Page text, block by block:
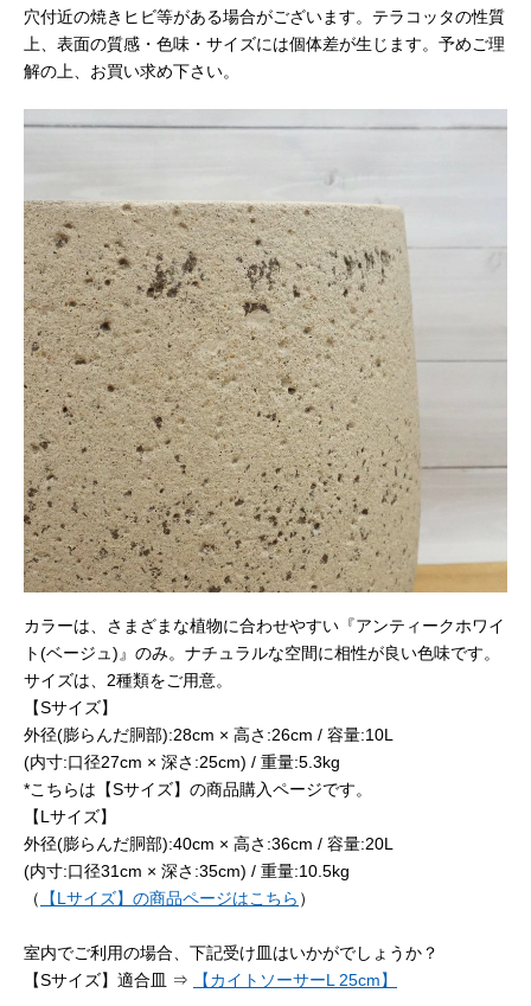
穴付近の焼きヒビ等がある場合がございます。テラコッタの性質
上、表面の質感・色味・サイズには個体差が生じます。予めご理
解の上、お買い求め下さい。
カラーは、さまざまな植物に合わせやすい『アンティークホワイ
ト(ベージュ)』のみ。ナチュラルな空間に相性が良い色味です。
サイズは、2種類をご用意。
【Sサイズ】
外径(膨らんだ胴部):28cm × 高さ:26cm / 容量:10L
(内寸:口径27cm × 深さ:25cm) / 重量:5.3kg
*こちらは【Sサイズ】の商品購入ページです。
【Lサイズ】
外径(膨らんだ胴部):40cm × 高さ:36cm / 容量:20L
(内寸:口径31cm × 深さ:35cm) / 重量:10.5kg
（
【Lサイズ】の商品ページはこちら ）
室内でご利用の場合、下記受け皿はいかがでしょうか？
【Sサイズ】適合皿 ⇒
【カイトソーサーL 25cm】